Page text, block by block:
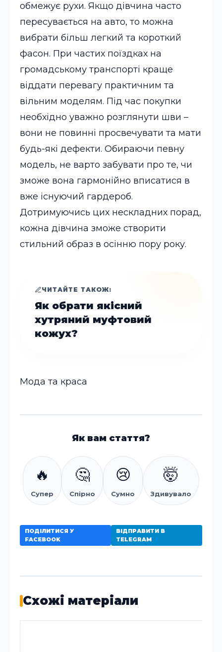
обмежує рухи. Якщо дівчина часто
пересувається на авто, то можна
вибрати більш легкий та короткий
фасон. При частих поїздках на
громадському транспорті краще
віддати перевагу практичним та
вільним моделям. Під час покупки
необхідно уважно розглянути шви –
вони не повинні просвечувати та мати
будь-які дефекти. Обираючи певну
модель, не варто забувати про те, чи
зможе вона гармонійно вписатися в
вже існуючий гардероб.
Дотримуючись цих нескладних порад,
кожна дівчина зможе створити
стильний образ в осінню пору року.
ЧИТАЙТЕ ТАКОЖ:
Як обрати якісний
хутряний муфтовий
кожух?
Мода та краса
Як вам стаття?
🔥
Супер
🤔
Спірно
😢
Сумно
🤯
Здивувало
ПОДІЛИТИСЯ У
FACEBOOK
ВІДПРАВИТИ В
TELEGRAM
Схожі матеріали